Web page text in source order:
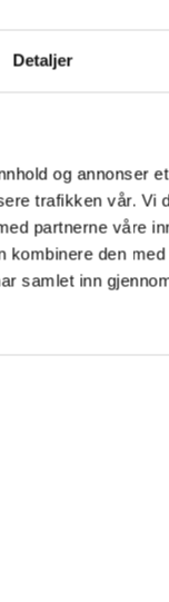
Detaljer
og annonser
trafikken vår. Vi
partnerne våre
den
samlet inn
!!